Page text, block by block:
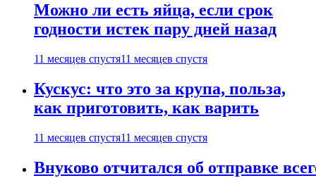
Можно ли есть яйца, если срок
годности истек пару дней назад
11 месяцев спустя11 месяцев спустя
Кускус: что это за крупа, польза,
как приготовить, как варить
11 месяцев спустя11 месяцев спустя
Внуково отчитался об отправке